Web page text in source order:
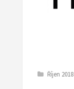
Říjen 2018